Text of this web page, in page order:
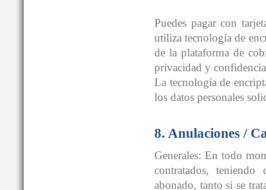
Puedes pagar con
utiliza tecnología de
de la plataforma de
privacidad y
La tecnología de
los datos personales
8. Anulaciones /
Generales: En todo
contratados,
abonado, tanto si se